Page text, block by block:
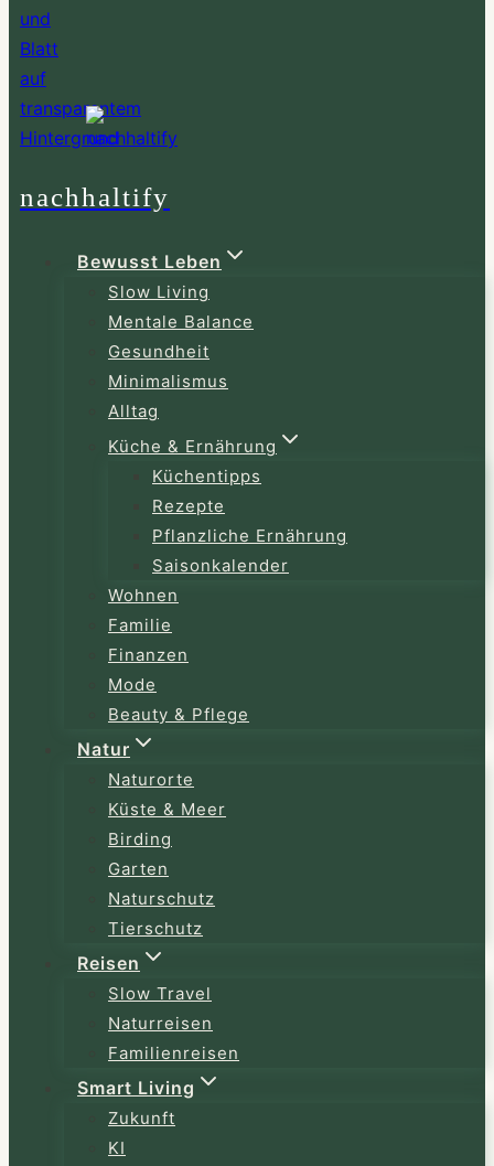
nachhaltify
Bewusst Leben
Slow Living
Mentale Balance
Gesundheit
Minimalismus
Alltag
Küche & Ernährung
Küchentipps
Rezepte
Pflanzliche Ernährung
Saisonkalender
Wohnen
Familie
Finanzen
Mode
Beauty & Pflege
Natur
Naturorte
Küste & Meer
Birding
Garten
Naturschutz
Tierschutz
Reisen
Slow Travel
Naturreisen
Familienreisen
Smart Living
Zukunft
KI